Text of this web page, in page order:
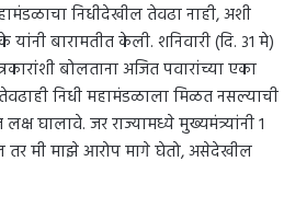
निधीदेखील तेवढा नाही, अशी
बारामतीत केली. शनिवारी (दि. ३१ मे)
बोलताना अजित पवारांच्या एका
निधी महामंडळाला मिळत नसल्याची
घालावे. जर राज्यामध्ये मुख्यमंत्र्यांनी १
तर मी माझे आरोप मागे घेतो, असेदेखील